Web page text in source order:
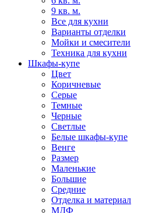
9 кв. м.
Все для кухни
Варианты отделки
Мойки и смесители
Техника для кухни
Шкафы-купе
Цвет
Коричневые
Серые
Темные
Черные
Светлые
Белые шкафы-купе
Венге
Размер
Маленькие
Большие
Средние
Отделка и материал
МДФ